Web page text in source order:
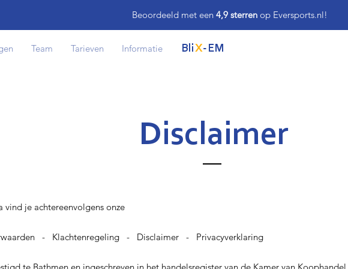
Beoordeeld met een 4,9 sterren op Eversports.nl!
BliX-EM
Team Tarieven Informatie
Disclaimer
vind je achtereenvolgens onze
- Klachtenregeling - Disclaimer - Privacyverklaring